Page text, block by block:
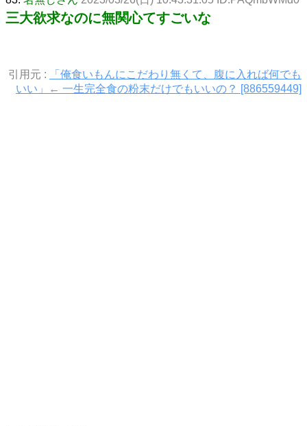
三大欲求なのに無関心てすごいな
引用元 :
「俺食いもんにこだわり無くて、腹に入れば何でも
いい」← 一生完全食の粉末だけでもいいの？ [886559449]